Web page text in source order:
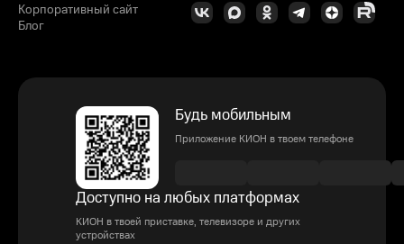
Корпоративный сайт
Блог
Будь мобильным
Приложение КИОН в твоем телефоне
Доступно на любых платформах
КИОН в твоей приставке, телевизоре и других
устройствах